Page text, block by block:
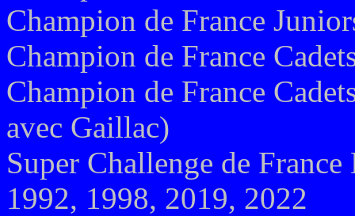
Champion de France
Champion de France
Champion de France
avec Gaillac)
Super Challenge de
1992, 1998, 2019, 2022